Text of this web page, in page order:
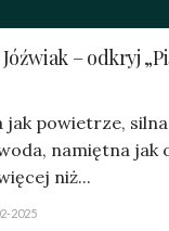
– odkryj
jak powietrze,
namiętna jak
niż...
2025